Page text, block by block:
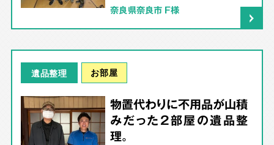
奈良県奈良市 F様
遺品整理 お部屋
物置代わりに不用品が山積
みだった2部屋の遺品整
理。